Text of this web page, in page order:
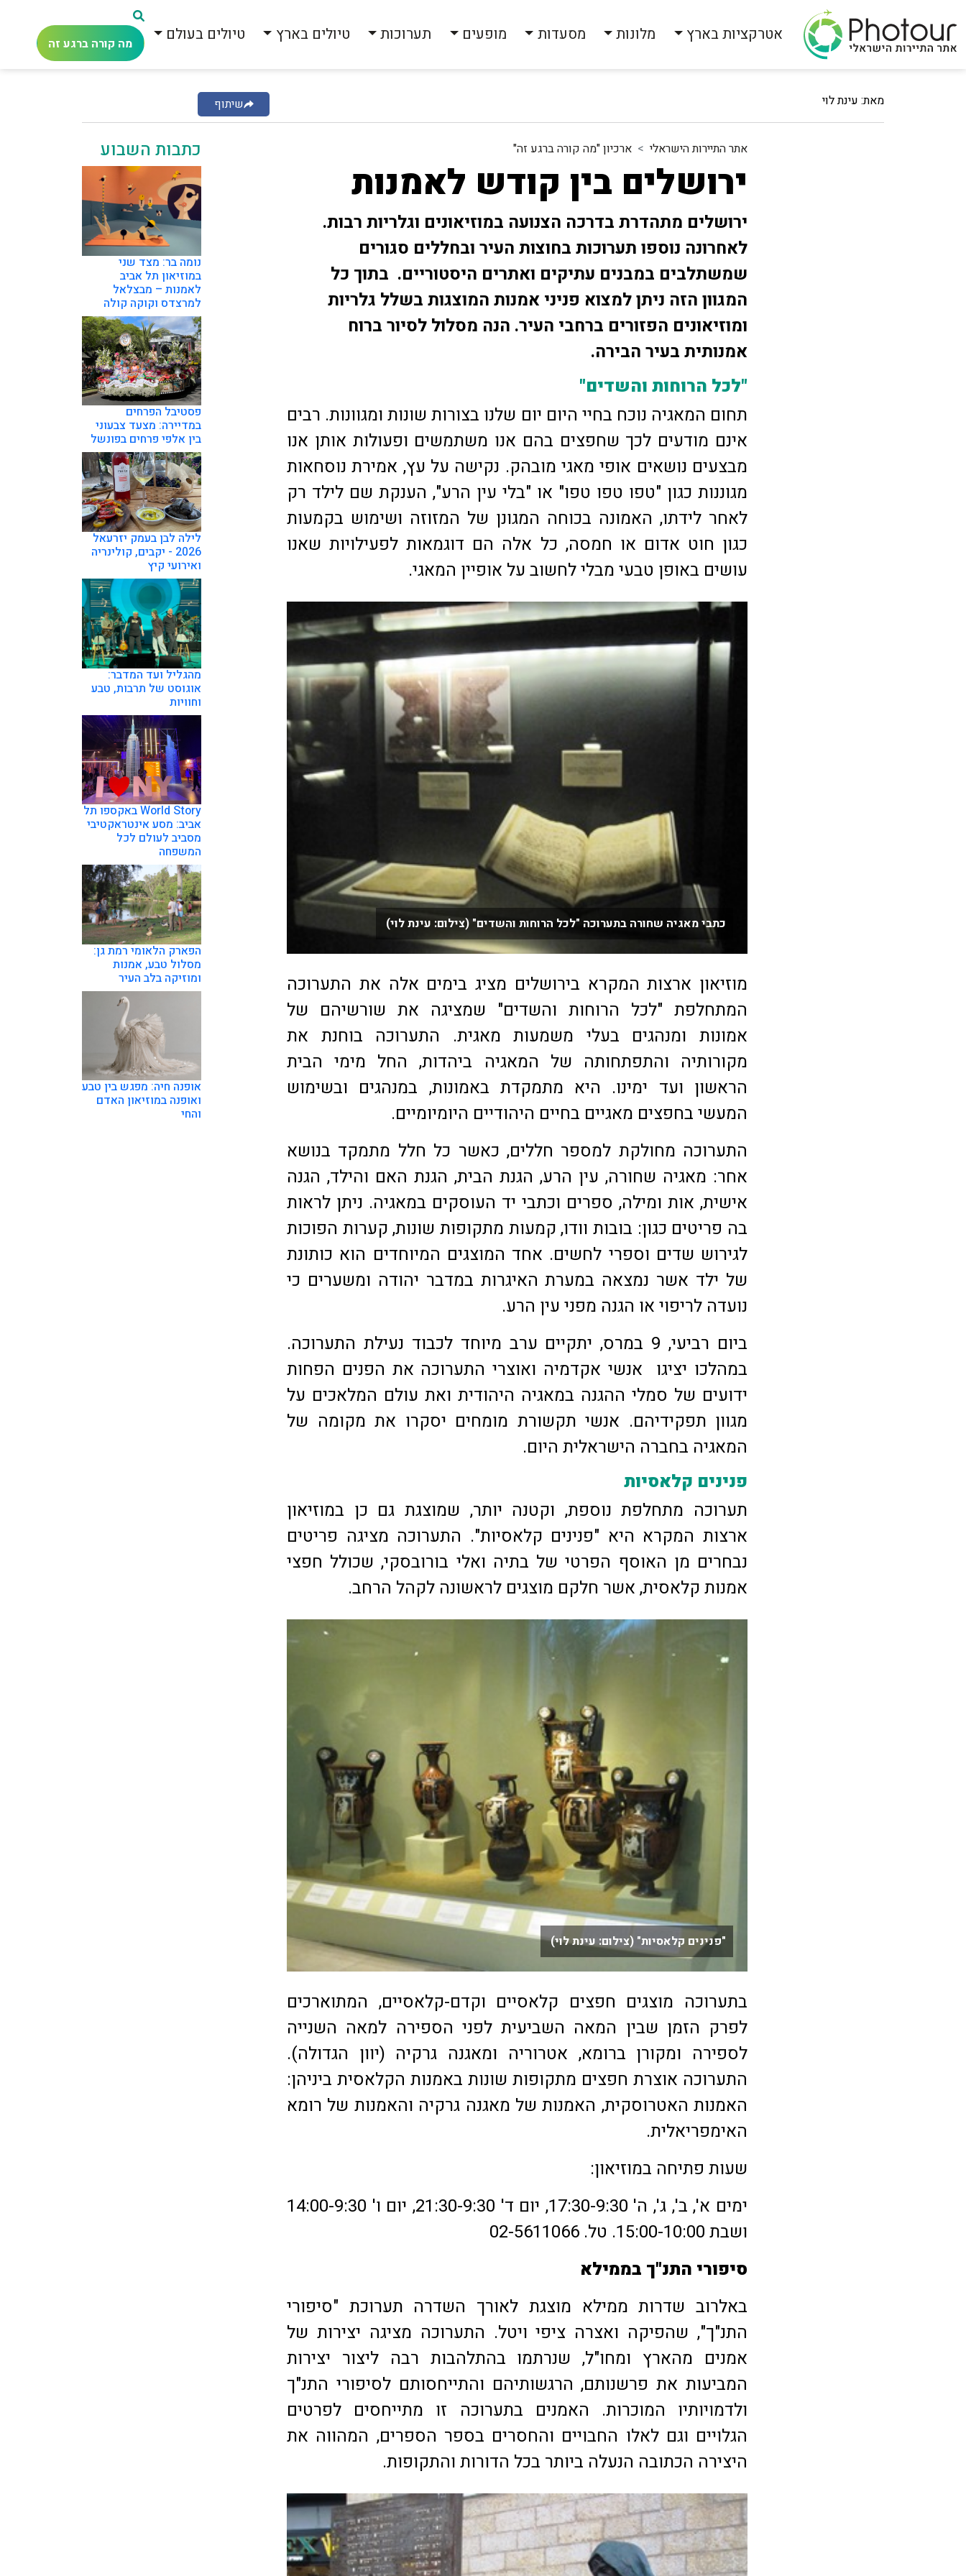
אטרקציות בארץ מלונות מסעדות מופעים תערוכות טיולים בארץ טיולים בעולם מה קורה ברגע זה
מאת: עינת לוי שיתוף
אתר התיירות הישראלי ארכיון "מה קורה ברגע זה"
ירושלים בין קודש לאמנות
ירושלים מתהדרת בדרכה הצנועה במוזיאונים וגלריות רבות.
לאחרונה נוספו תערוכות בחוצות העיר ובחללים סגורים
שמשתלבים במבנים עתיקים ואתרים היסטוריים. בתוך כל
המגוון הזה ניתן למצוא פניני אמנות המוצגות בשלל גלריות
ומוזיאונים הפזורים ברחבי העיר. הנה מסלול לסיור ברוח
אמנותית בעיר הבירה.
"לכל הרוחות והשדים"
תחום המאגיה נוכח בחיי היום יום שלנו בצורות שונות ומגוונות. רבים
אינם מודעים לכך שחפצים בהם אנו משתמשים ופעולות אותן אנו
מבצעים נושאים אופי מאגי מובהק. נקישה על עץ, אמירת נוסחאות
מגוננות כגון "טפו טפו טפו" או "בלי עין הרע", הענקת שם לילד רק
לאחר לידתו, האמונה בכוחה המגונן של המזוזה ושימוש בקמעות
כגון חוט אדום או חמסה, כל אלה הם דוגמאות לפעילויות שאנו
עושים באופן טבעי מבלי לחשוב על אופיין המאגי.
כתבי מאגיה שחורה בתערוכה "לכל הרוחות והשדים" (צילום: עינת לוי)
מוזיאון ארצות המקרא בירושלים מציג בימים אלה את התערוכה
המתחלפת "לכל הרוחות והשדים" שמציגה את שורשיהם של
אמונות ומנהגים בעלי משמעות מאגית. התערוכה בוחנת את
מקורותיה והתפתחותה של המאגיה ביהדות, החל מימי הבית
הראשון ועד ימינו. היא מתמקדת באמונות, במנהגים ובשימוש
המעשי בחפצים מאגיים בחיים היהודיים היומיומיים.
התערוכה מחולקת למספר חללים, כאשר כל חלל מתמקד בנושא
אחר: מאגיה שחורה, עין הרע, הגנת הבית, הגנת האם והילד, הגנה
אישית, אות ומילה, ספרים וכתבי יד העוסקים במאגיה. ניתן לראות
בה פריטים כגון: בובות וודו, קמעות מתקופות שונות, קערות הפוכות
לגירוש שדים וספרי לחשים. אחד המוצגים המיוחדים הוא כותונת
של ילד אשר נמצאה במערת האיגרות במדבר יהודה ומשערים כי
נועדה לריפוי או הגנה מפני עין הרע.
ביום רביעי, 9 במרס, יתקיים ערב מיוחד לכבוד נעילת התערוכה.
במהלכו יציגו אנשי אקדמיה ואוצרי התערוכה את הפנים הפחות
ידועים של סמלי ההגנה במאגיה היהודית ואת עולם המלאכים על
מגוון תפקידיהם. אנשי תקשורת מומחים יסקרו את מקומה של
המאגיה בחברה הישראלית היום.
פנינים קלאסיות
תערוכה מתחלפת נוספת, וקטנה יותר, שמוצגת גם כן במוזיאון
ארצות המקרא היא "פנינים קלאסיות". התערוכה מציגה פריטים
נבחרים מן האוסף הפרטי של בתיה ואלי בורובסקי, שכולל חפצי
אמנות קלאסית, אשר חלקם מוצגים לראשונה לקהל הרחב.
"פנינים קלאסיות" (צילום: עינת לוי)
בתערוכה מוצגים חפצים קלאסיים וקדם-קלאסיים, המתוארכים
לפרק הזמן שבין המאה השביעית לפני הספירה למאה השנייה
לספירה ומקורן ברומא, אטרוריה ומאגנה גרקיה (יוון הגדולה).
התערוכה אוצרת חפצים מתקופות שונות באמנות הקלאסית ביניהן:
האמנות האטרוסקית, האמנות של מאגנה גרקיה והאמנות של רומא
האימפריאלית.
שעות פתיחה במוזיאון:
ימים א', ב', ג', ה' 17:30-9:30, יום ד' 21:30-9:30, יום ו' 14:00-9:30
ושבת 15:00-10:00. טל. 02-5611066
סיפורי התנ"ך בממילא
באלרוב שדרות ממילא מוצגת לאורך השדרה תערוכת "סיפורי
התנ"ך", שהפיקה ואצרה ציפי ויטל. התערוכה מציגה יצירות של
אמנים מהארץ ומחו"ל, שנרתמו בהתלהבות רבה ליצור יצירות
המביעות את פרשנותם, הרגשותיהם והתייחסותם לסיפורי התנ"ך
ולדמויותיו המוכרות. האמנים בתערוכה זו מתייחסים לפרטים
הגלויים וגם לאלו החבויים והחסרים בספר הספרים, המהווה את
היצירה הכתובה הנעלה ביותר בכל הדורות והתקופות.
כתבות השבוע
נומה בר: מצד שני
במוזיאון תל אביב
לאמנות – מבצלאל
למרצדס וקוקה קולה
פסטיבל הפרחים
במדיירה: מצעד צבעוני
בין אלפי פרחים בפונשל
לילה לבן בעמק יזרעאל
2026 - יקבים, קולינריה
ואירועי קיץ
מהגליל ועד המדבר:
אוגוסט של תרבות, טבע
וחוויות
World Story באקספו תל
אביב: מסע אינטראקטיבי
מסביב לעולם לכל
המשפחה
הפארק הלאומי רמת גן:
מסלול טבע, אמנות
ומוזיקה בלב העיר
אופנה חיה: מפגש בין טבע
ואופנה במוזיאון האדם
והחי